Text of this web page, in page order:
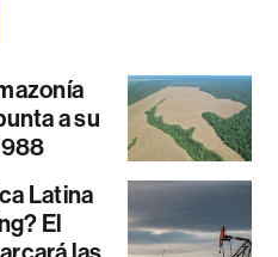
a su
Latina
El